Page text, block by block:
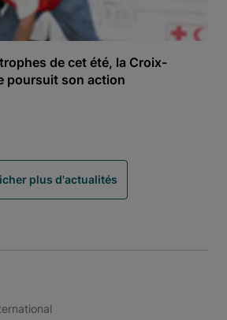
de cet été, la Croix-
poursuit son action
plus d'actualités